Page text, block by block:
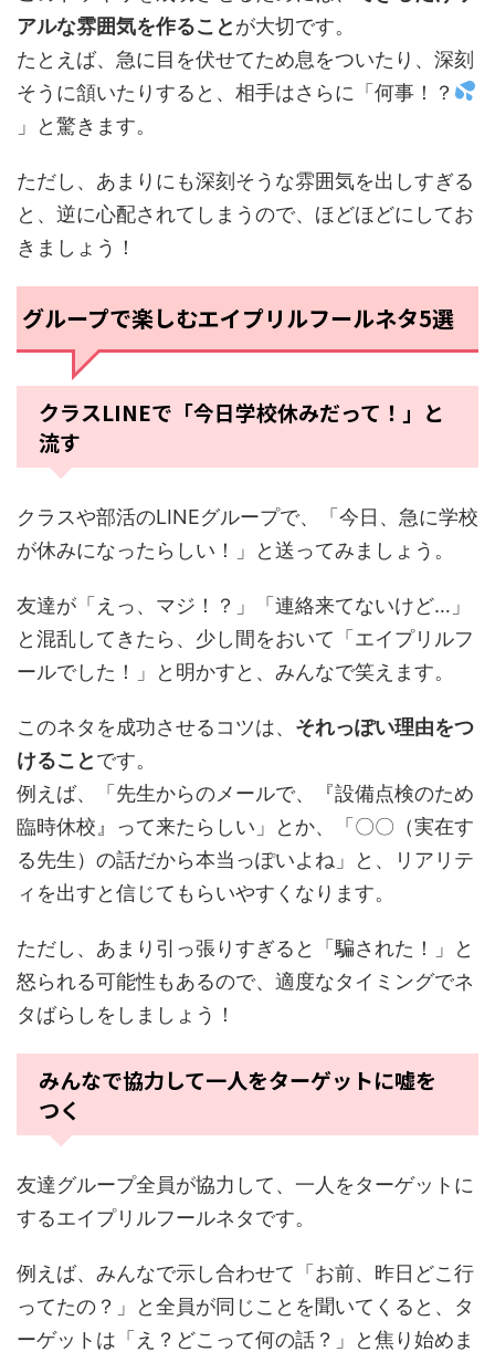
アルな雰囲気を作ることが大切です。
たとえば、急に目を伏せてため息をついたり、深刻
そうに頷いたりすると、相手はさらに「何事！？
」と驚きます。
ただし、あまりにも深刻そうな雰囲気を出しすぎる
と、逆に心配されてしまうので、ほどほどにしてお
きましょう！
グループで楽しむエイプリルフールネタ5選
クラスLINEで「今日学校休みだって！」と
流す
クラスや部活のLINEグループで、「今日、急に学校
が休みになったらしい！」と送ってみましょう。
友達が「えっ、マジ！？」「連絡来てないけど…」
と混乱してきたら、少し間をおいて「エイプリルフ
ールでした！」と明かすと、みんなで笑えます。
このネタを成功させるコツは、 それっぽい理由をつ
けることです。
例えば、「先生からのメールで、『設備点検のため
臨時休校』って来たらしい」とか、「〇〇（実在す
る先生）の話だから本当っぽいよね」と、リアリテ
ィを出すと信じてもらいやすくなります。
ただし、あまり引っ張りすぎると「騙された！」と
怒られる可能性もあるので、適度なタイミングでネ
タばらしをしましょう！
みんなで協力して一人をターゲットに嘘を
つく
友達グループ全員が協力して、一人をターゲットに
するエイプリルフールネタです。
例えば、みんなで示し合わせて「お前、昨日どこ行
ってたの？」と全員が同じことを聞いてくると、タ
ーゲットは「え？どこって何の話？」と焦り始めま